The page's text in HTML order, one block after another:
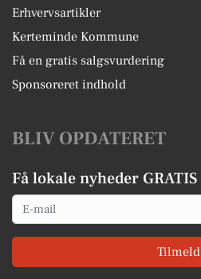
Erhvervsartikler
Kerteminde Kommune
Få en gratis salgsvurdering
Sponsoreret indhold
BLIV OPDATERET
Få lokale nyheder GRATIS
Email
Tilmeld